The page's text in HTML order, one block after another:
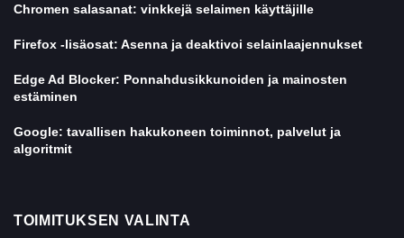
Chromen salasanat: vinkkejä selaimen käyttäjille
Firefox -lisäosat: Asenna ja deaktivoi selainlaajennukset
Edge Ad Blocker: Ponnahdusikkunoiden ja mainosten
estäminen
Google: tavallisen hakukoneen toiminnot, palvelut ja
algoritmit
TOIMITUKSEN VALINTA